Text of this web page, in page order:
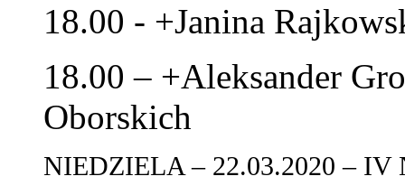
18.00 - +Janina
18.00 – +Aleksander
Oborskich
NIEDZIELA – 22.03.2020 –